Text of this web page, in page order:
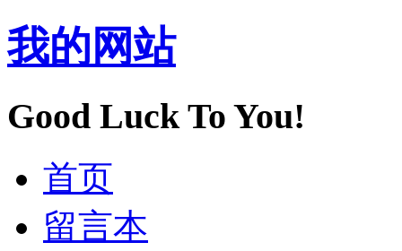
我的网站
Good Luck To You!
首页
留言本